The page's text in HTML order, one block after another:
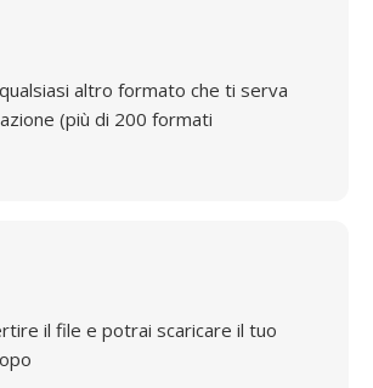
altro formato che ti serva
(più di 200 formati
il file e potrai scaricare il tuo